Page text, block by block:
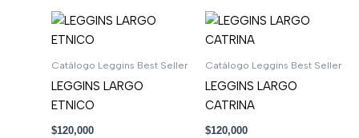
Catálogo Leggins Best Seller
LEGGINS LARGO
ETNICO
$120,000
Catálogo Leggins Best Seller
LEGGINS LARGO
CATRINA
$120,000